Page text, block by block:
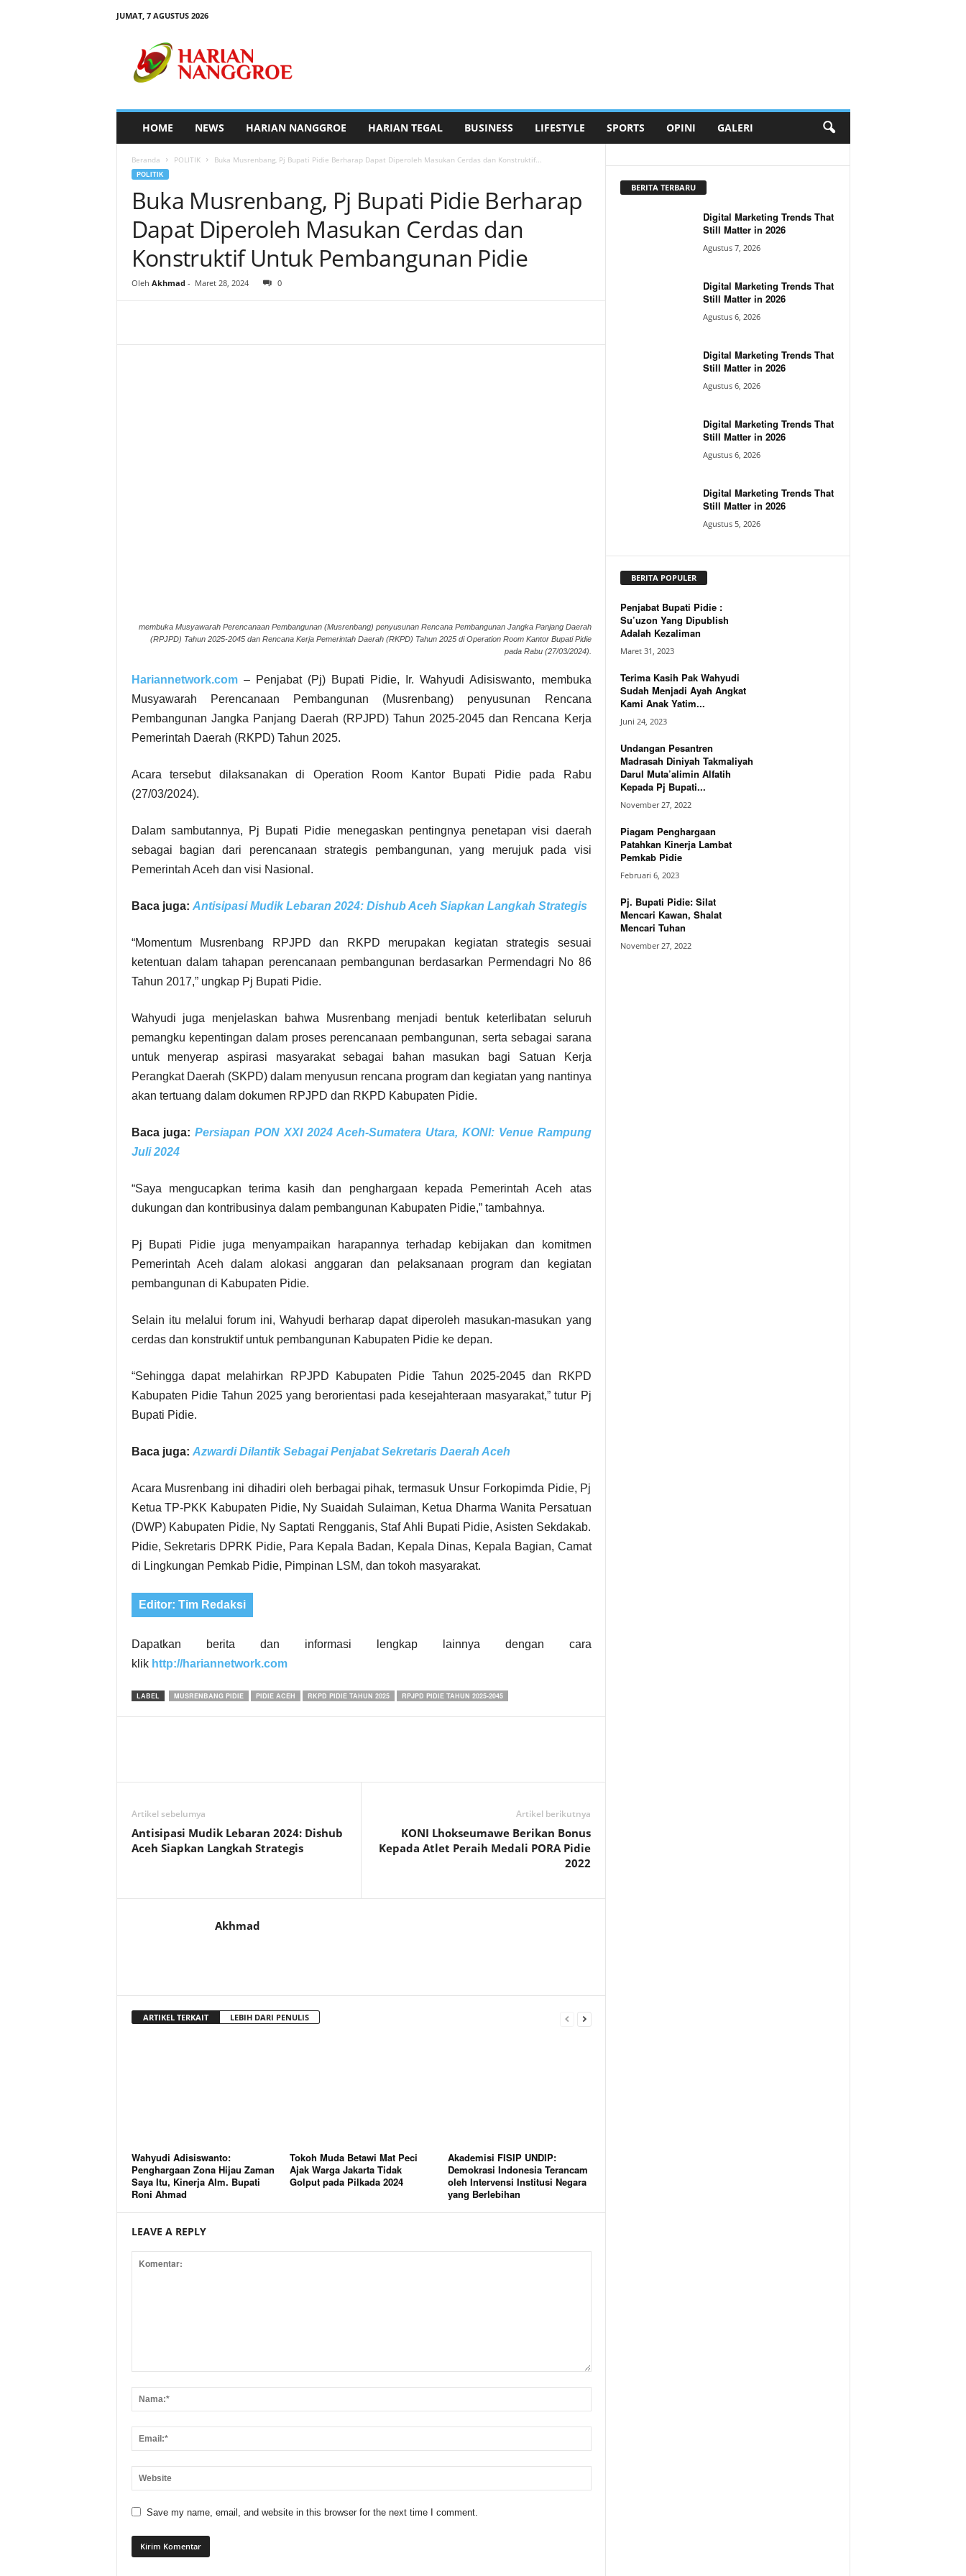
JUMAT, 7 AGUSTUS 2026
HOME NEWS HARIAN NANGGROE HARIAN TEGAL BUSINESS LIFESTYLE SPORTS OPINI GALERI
Beranda POLITIK Buka Musrenbang, Pj Bupati Pidie Berharap Dapat Diperoleh Masukan Cerdas dan Konstruktif...
POLITIK
Buka Musrenbang, Pj Bupati Pidie Berharap
Dapat Diperoleh Masukan Cerdas dan
Konstruktif Untuk Pembangunan Pidie
Oleh Akhmad- Maret 28, 2024 0
membuka Musyawarah Perencanaan Pembangunan (Musrenbang) penyusunan Rencana Pembangunan Jangka Panjang Daerah
(RPJPD) Tahun 2025-2045 dan Rencana Kerja Pemerintah Daerah (RKPD) Tahun 2025 di Operation Room Kantor Bupati Pidie
pada Rabu (27/03/2024).
Hariannetwork.com– Penjabat (Pj) Bupati Pidie, Ir. Wahyudi Adisiswanto, membuka
Musyawarah Perencanaan Pembangunan (Musrenbang) penyusunan Rencana
Pembangunan Jangka Panjang Daerah (RPJPD) Tahun 2025-2045 dan Rencana Kerja
Pemerintah Daerah (RKPD) Tahun 2025.
Acara tersebut dilaksanakan di Operation Room Kantor Bupati Pidie pada Rabu
(27/03/2024).
Dalam sambutannya, Pj Bupati Pidie menegaskan pentingnya penetapan visi daerah
sebagai bagian dari perencanaan strategis pembangunan, yang merujuk pada visi
Pemerintah Aceh dan visi Nasional.
Baca juga: Antisipasi Mudik Lebaran 2024: Dishub Aceh Siapkan Langkah Strategis
“Momentum Musrenbang RPJPD dan RKPD merupakan kegiatan strategis sesuai
ketentuan dalam tahapan perencanaan pembangunan berdasarkan Permendagri No 86
Tahun 2017,” ungkap Pj Bupati Pidie.
Wahyudi juga menjelaskan bahwa Musrenbang menjadi bentuk keterlibatan seluruh
pemangku kepentingan dalam proses perencanaan pembangunan, serta sebagai sarana
untuk menyerap aspirasi masyarakat sebagai bahan masukan bagi Satuan Kerja
Perangkat Daerah (SKPD) dalam menyusun rencana program dan kegiatan yang nantinya
akan tertuang dalam dokumen RPJPD dan RKPD Kabupaten Pidie.
Baca juga: Persiapan PON XXI 2024 Aceh-Sumatera Utara, KONI: Venue Rampung
Juli 2024
“Saya mengucapkan terima kasih dan penghargaan kepada Pemerintah Aceh atas
dukungan dan kontribusinya dalam pembangunan Kabupaten Pidie,” tambahnya.
Pj Bupati Pidie juga menyampaikan harapannya terhadap kebijakan dan komitmen
Pemerintah Aceh dalam alokasi anggaran dan pelaksanaan program dan kegiatan
pembangunan di Kabupaten Pidie.
Selain itu melalui forum ini, Wahyudi berharap dapat diperoleh masukan-masukan yang
cerdas dan konstruktif untuk pembangunan Kabupaten Pidie ke depan.
“Sehingga dapat melahirkan RPJPD Kabupaten Pidie Tahun 2025-2045 dan RKPD
Kabupaten Pidie Tahun 2025 yang berorientasi pada kesejahteraan masyarakat,” tutur Pj
Bupati Pidie.
Baca juga: Azwardi Dilantik Sebagai Penjabat Sekretaris Daerah Aceh
Acara Musrenbang ini dihadiri oleh berbagai pihak, termasuk Unsur Forkopimda Pidie, Pj
Ketua TP-PKK Kabupaten Pidie, Ny Suaidah Sulaiman, Ketua Dharma Wanita Persatuan
(DWP) Kabupaten Pidie, Ny Saptati Rengganis, Staf Ahli Bupati Pidie, Asisten Sekdakab.
Pidie, Sekretaris DPRK Pidie, Para Kepala Badan, Kepala Dinas, Kepala Bagian, Camat
di Lingkungan Pemkab Pidie, Pimpinan LSM, dan tokoh masyarakat.
Editor: Tim Redaksi
Dapatkan berita dan informasi lengkap lainnya dengan cara
klik http://hariannetwork.com
LABEL MUSRENBANG PIDIE PIDIE ACEH RKPD PIDIE TAHUN 2025 RPJPD PIDIE TAHUN 2025-2045
Artikel sebelumya
Antisipasi Mudik Lebaran 2024: Dishub
Aceh Siapkan Langkah Strategis
Artikel berikutnya
KONI Lhokseumawe Berikan Bonus
Kepada Atlet Peraih Medali PORA Pidie
2022
Akhmad
ARTIKEL TERKAIT LEBIH DARI PENULIS
Wahyudi Adisiswanto:
Penghargaan Zona Hijau Zaman
Saya Itu, Kinerja Alm. Bupati
Roni Ahmad
Tokoh Muda Betawi Mat Peci
Ajak Warga Jakarta Tidak
Golput pada Pilkada 2024
Akademisi FISIP UNDIP:
Demokrasi Indonesia Terancam
oleh Intervensi Institusi Negara
yang Berlebihan
LEAVE A REPLY
Save my name, email, and website in this browser for the next time I comment.
BERITA TERBARU
Digital Marketing Trends That
Still Matter in 2026
Agustus 7, 2026
Digital Marketing Trends That
Still Matter in 2026
Agustus 6, 2026
Digital Marketing Trends That
Still Matter in 2026
Agustus 6, 2026
Digital Marketing Trends That
Still Matter in 2026
Agustus 6, 2026
Digital Marketing Trends That
Still Matter in 2026
Agustus 5, 2026
BERITA POPULER
Penjabat Bupati Pidie :
Su’uzon Yang Dipublish
Adalah Kezaliman
Maret 31, 2023
Terima Kasih Pak Wahyudi
Sudah Menjadi Ayah Angkat
Kami Anak Yatim...
Juni 24, 2023
Undangan Pesantren
Madrasah Diniyah Takmaliyah
Darul Muta’alimin Alfatih
Kepada Pj Bupati...
November 27, 2022
Piagam Penghargaan
Patahkan Kinerja Lambat
Pemkab Pidie
Februari 6, 2023
Pj. Bupati Pidie: Silat
Mencari Kawan, Shalat
Mencari Tuhan
November 27, 2022